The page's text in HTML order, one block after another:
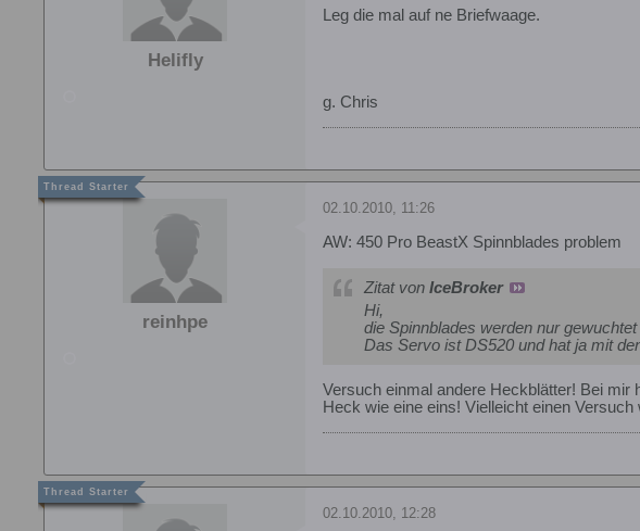
Helifly
Leg die mal auf ne Briefwaage.
g. Chris
reinhpe
02.10.2010, 11:26
AW: 450 Pro BeastX Spinnblades problem
Zitat von IceBroker
Hi,
die Spinnblades werden nur
Das Servo ist DS520 und hat ja mit
Versuch einmal andere Heckblätter! Bei mir
Heck wie eine eins! Vielleicht einen Versuch
02.10.2010, 12:28